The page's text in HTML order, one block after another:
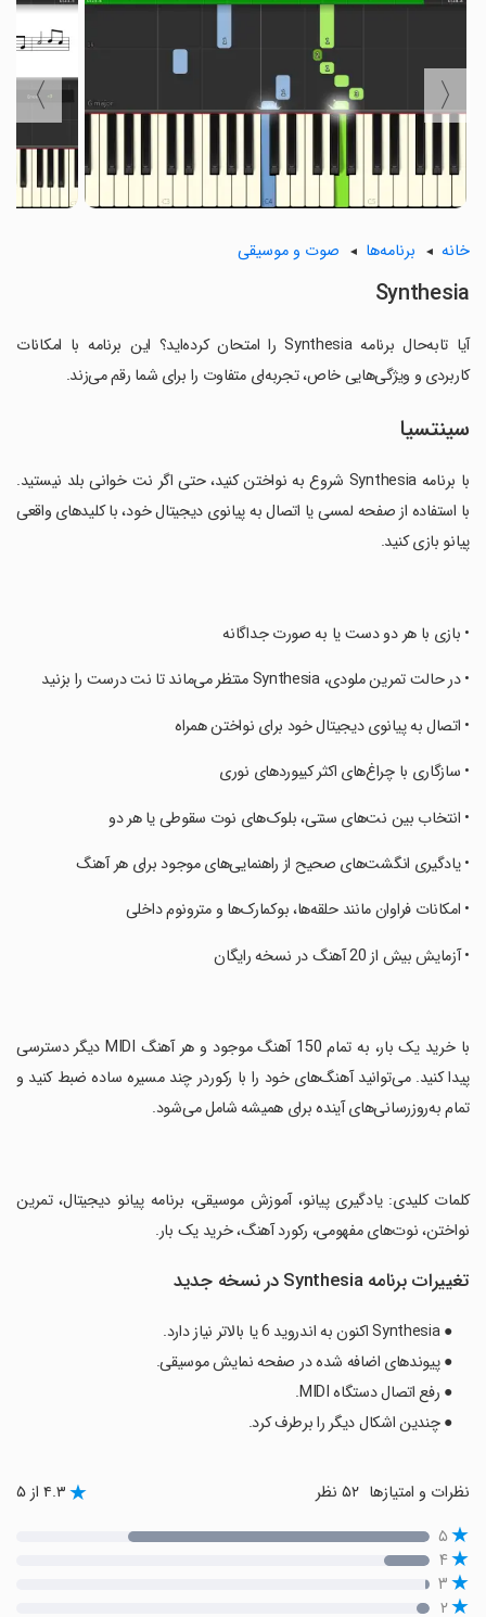
〈
〉
خانه برنامه‌ها صوت و موسیقی
Synthesia
آیا تابه‌حال برنامه Synthesia را امتحان کرده‌اید؟ این برنامه با امکانات
کاربردی و ویژگی‌هایی خاص، تجربه‌ای متفاوت را برای شما رقم می‌زند.
سینتسیا
با برنامه Synthesia شروع به نواختن کنید، حتی اگر نت خوانی بلد نیستید.
با استفاده از صفحه لمسی یا اتصال به پیانوی دیجیتال خود، با کلیدهای واقعی
پیانو بازی کنید.
‏• بازی با هر دو دست یا به صورت جداگانه
‏• در حالت تمرین ملودی، Synthesia منتظر می‌ماند تا نت درست را بزنید
‏• اتصال به پیانوی دیجیتال خود برای نواختن همراه
‏• سازگاری با چراغ‌های اکثر کیبوردهای نوری
‏• انتخاب بین نت‌های سنتی، بلوک‌های نوت سقوطی یا هر دو
‏• یادگیری انگشت‌های صحیح از راهنمایی‌های موجود برای هر آهنگ
‏• امکانات فراوان مانند حلقه‌ها، بوکمارک‌ها و مترونوم داخلی
‏• آزمایش بیش از 20 آهنگ در نسخه رایگان
‏با خرید یک بار، به تمام 150 آهنگ موجود و هر آهنگ MIDI دیگر دسترسی
پیدا کنید. می‌توانید آهنگ‌های خود را با رکوردر چند مسیره ساده ضبط کنید و
تمام به‌روزرسانی‌های آینده برای همیشه شامل می‌شود.
‏کلمات کلیدی: یادگیری پیانو، آموزش موسیقی، برنامه پیانو دیجیتال، تمرین
نواختن، نوت‌های مفهومی، رکورد آهنگ، خرید یک بار.
تغییرات برنامه Synthesia در نسخه جدید
● Synthesia اکنون به اندروید 6 یا بالاتر نیاز دارد.
● پیوندهای اضافه شده در صفحه نمایش موسیقی.
● رفع اتصال دستگاه MIDI.
● چندین اشکال دیگر را برطرف کرد.
نظرات و امتیازها ۴.۳ از ۵
۵
۴
۳
۲